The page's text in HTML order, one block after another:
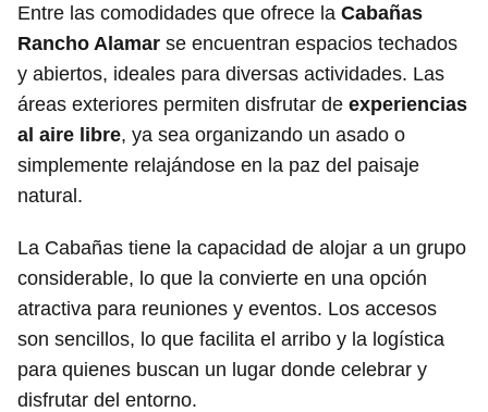
Entre las comodidades que ofrece la Cabañas
Rancho Alamar se encuentran espacios techados
y abiertos, ideales para diversas actividades. Las
áreas exteriores permiten disfrutar de experiencias
al aire libre, ya sea organizando un asado o
simplemente relajándose en la paz del paisaje
natural.
La Cabañas tiene la capacidad de alojar a un grupo
considerable, lo que la convierte en una opción
atractiva para reuniones y eventos. Los accesos
son sencillos, lo que facilita el arribo y la logística
para quienes buscan un lugar donde celebrar y
disfrutar del entorno.